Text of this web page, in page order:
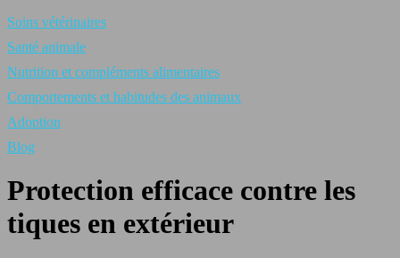
Soins vétérinaires
Santé animale
Nutrition et compléments alimentaires
Comportements et habitudes des animaux
Adoption
Blog
Protection efficace contre les
tiques en extérieur